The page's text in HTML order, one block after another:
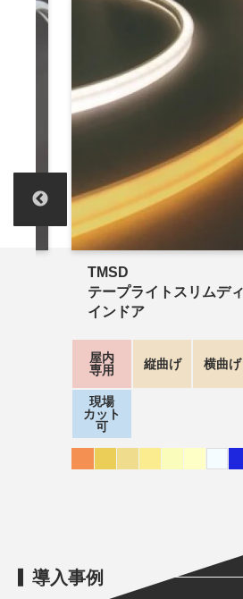
TLS
テープライトスリム
屋内
屋外
縦曲げ 調光可
導入事例